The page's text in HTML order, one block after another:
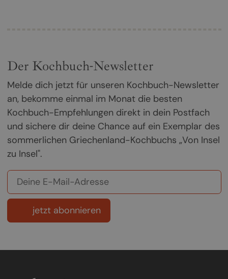
Der Kochbuch-Newsletter
Melde dich jetzt für unseren Kochbuch-Newsletter
an, bekomme einmal im Monat die besten
Kochbuch-Empfehlungen direkt in dein Postfach
und sichere dir deine Chance auf ein Exemplar des
sommerlichen Griechenland-Kochbuchs „Von Insel
zu Insel".
jetzt abonnieren